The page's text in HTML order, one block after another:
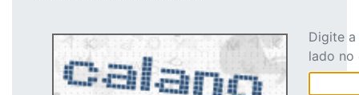
Digite
lado no